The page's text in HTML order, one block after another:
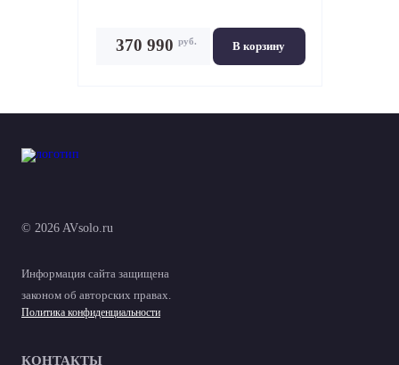
В корзину
370 990 руб.
© 2026 AVsolo.ru
Информация сайта защищена
законом об авторских правах.
Политика конфиденциальности
КОНТАКТЫ